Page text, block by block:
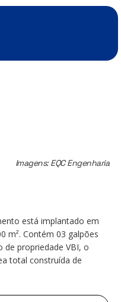
Imagens: EQC Engenharia
está implantado em
m². Contém 03 galpões
de propriedade VBI, o
total construída de